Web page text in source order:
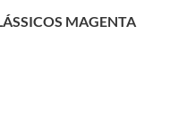
MAGENTA